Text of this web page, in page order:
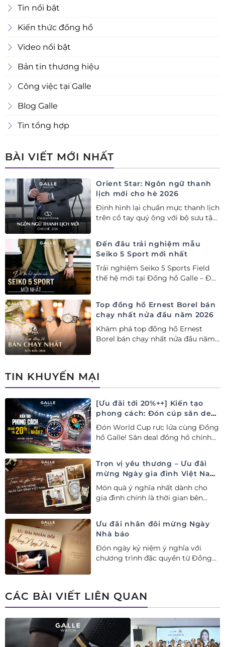
Tin nổi bật
Kiến thức đồng hồ
Video nổi bật
Bản tin thương hiệu
Công việc tại Galle
Blog Galle
Tin tổng hợp
BÀI VIẾT MỚI NHẤT
Orient Star: Ngôn ngữ thanh
lịch mới cho hè 2026
Định hình lại chuẩn mực thanh lịch
trên cổ tay quý ông với bộ sưu tập
Đến đâu trải nghiệm mẫu
Seiko 5 Sport mới nhất
Trải nghiệm Seiko 5 Sports Field
thế hệ mới tại Đồng hồ Galle – Đại
Top đồng hồ Ernest Borel bán
chạy nhất nửa đầu năm 2026
Khám phá top đồng hồ Ernest
Borel bán chạy nhất nửa đầu năm
TIN KHUYẾN MẠI
[Ưu đãi tới 20%++] Kiến tạo
phong cách: Đón cúp săn deal
– Siêu ưu đãi đồng hành cùng
World Cup
Đón World Cup rực lửa cùng Đồng
hồ Galle! Săn deal đồng hồ chính
Trọn vị yêu thương – Ưu đãi
mừng Ngày gia đình Việt Nam
28/06
Món quà ý nghĩa nhất dành cho
gia đình chính là thời gian bên
Gia đình Việt Nam.
Ưu đãi nhân đôi mừng Ngày
Nhà báo
Đón ngày kỷ niệm ý nghĩa với
chương trình đặc quyền từ Đồng
CÁC BÀI VIẾT LIÊN QUAN